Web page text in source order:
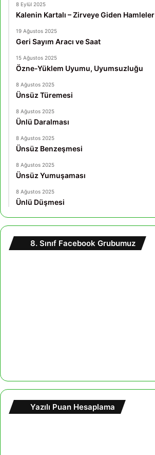
8 Eylül 2025
Kalenin Kartalı – Zirveye Giden Hamleler
19 Ağustos 2025
Geri Sayım Aracı ve Saat
15 Ağustos 2025
Özne-Yüklem Uyumu, Uyumsuzluğu
8 Ağustos 2025
Ünsüz Türemesi
8 Ağustos 2025
Ünlü Daralması
8 Ağustos 2025
Ünsüz Benzeşmesi
8 Ağustos 2025
Ünsüz Yumuşaması
8 Ağustos 2025
Ünlü Düşmesi
8. Sınıf Facebook Grubumuz
Yazılı Puan Hesaplama